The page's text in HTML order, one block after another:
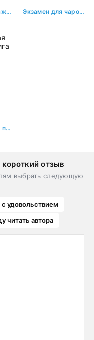
Экзамен для мажора Экзамен для чародея-3: Моя императрица
Корпоративная практика. Книга 7
отзыв
выбрать следующую
с удовольствием
читать автора